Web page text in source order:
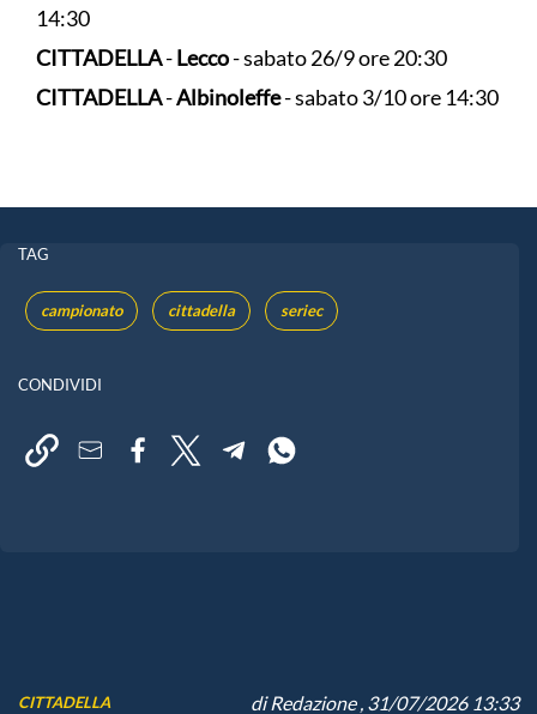
14:30
CITTADELLA-Lecco- sabato 26/9 ore 20:30
CITTADELLA-Albinoleffe- sabato 3/10 ore 14:30
TAG
campionato cittadella seriec
CONDIVIDI
CITTADELLA diRedazione, 31/07/2026 13:33